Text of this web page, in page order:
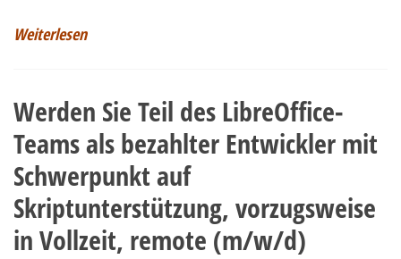
Weiterlesen
Werden Sie Teil des LibreOffice-
Teams als bezahlter Entwickler mit
Schwerpunkt auf
Skriptunterstützung, vorzugsweise
in Vollzeit, remote (m/w/d)